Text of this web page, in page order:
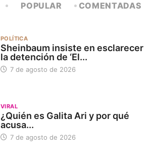
POPULAR COMENTADAS
POLÍTICA
Sheinbaum insiste en esclarecer
la detención de ‘El...
7 de agosto de 2026
VIRAL
¿Quién es Galita Ari y por qué
acusa...
7 de agosto de 2026